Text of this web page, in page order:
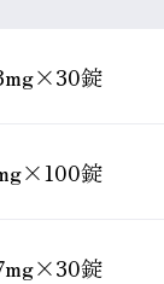
錠
錠
錠